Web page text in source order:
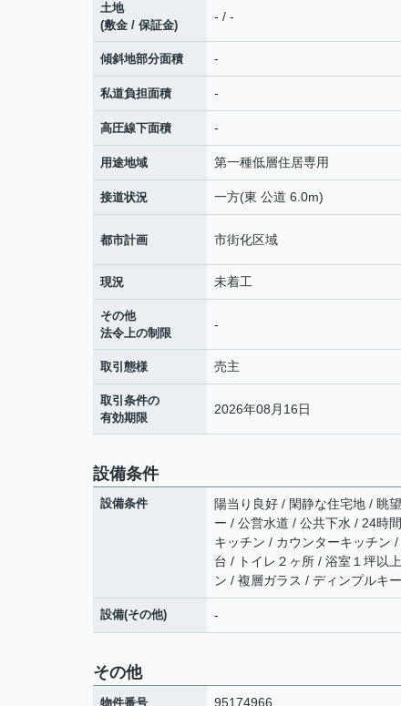
土地
(敷金 / 保証金)
- / -
傾斜地部分面積 -
私道負担面積 -
高圧線下面積 -
用途地域 第一種低層住居専用
接道状況 一方(東 公道 6.0m)
都市計画 市街化区域
現況 未着工
その他
法令上の制限
-
取引態様 売主
取引条件の
有効期限
2026年08月16日
設備条件
設備条件
陽当り良好 / 閑静な住宅地 / 眺
ー / 公営水道 / 公共下水 / 24時
キッチン / カウンターキッチン
台 / トイレ２ヶ所 / 浴室１坪以
ン / 複層ガラス / ディンプルキ
設備(その他) -
その他
物件番号 95174966